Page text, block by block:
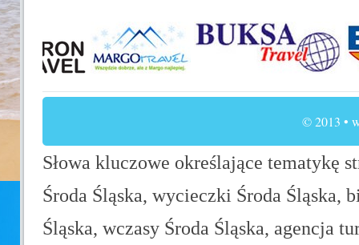
© 2013 •
Słowa kluczowe określające tematykę
Środa Śląska, wycieczki Środa Śląska,
Śląska, wczasy Środa Śląska, agencja